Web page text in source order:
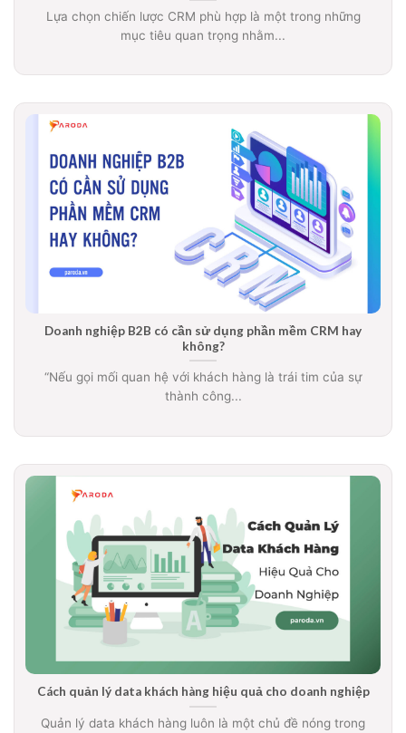
Lựa chọn chiến lược CRM phù hợp là một trong những
mục tiêu quan trọng nhằm...
Doanh nghiệp B2B có cần sử dụng phần mềm CRM hay
không?
“Nếu gọi mối quan hệ với khách hàng là trái tim của sự
thành công...
Cách quản lý data khách hàng hiệu quả cho doanh nghiệp
Quản lý data khách hàng luôn là một chủ đề nóng trong